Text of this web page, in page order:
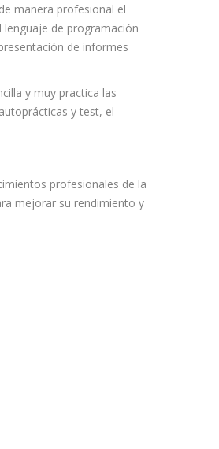
manera profesional el
de programación
de informes
y muy practica las
y test, el
profesionales de la
mejorar su rendimiento y